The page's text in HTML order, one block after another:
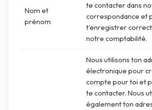
Nom et
prénom
te contacter dans
correspondance et
t'enregistrer
notre comptabilité.
Nous utilisons ton
électronique pour
compte pour toi et
te contacter. Nous
également ton